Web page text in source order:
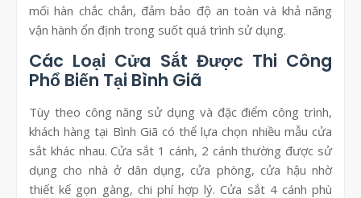
mối hàn chắc chắn, đảm bảo độ an toàn và khả năng
vận hành ổn định trong suốt quá trình sử dụng.
Các Loại Cửa Sắt Được Thi Công
Phổ Biến Tại Bình Giã
Tùy theo công năng sử dụng và đặc điểm công trình,
khách hàng tại Bình Giã có thể lựa chọn nhiều mẫu cửa
sắt khác nhau. Cửa sắt 1 cánh, 2 cánh thường được sử
dụng cho nhà ở dân dụng, cửa phòng, cửa hậu nhờ
thiết kế gọn gàng, chi phí hợp lý. Cửa sắt 4 cánh phù